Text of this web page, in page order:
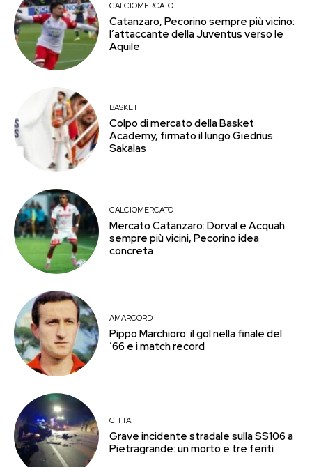
CALCIOMERCATO
Catanzaro, Pecorino sempre più vicino:
l’attaccante della Juventus verso le
Aquile
BASKET
Colpo di mercato della Basket
Academy, firmato il lungo Giedrius
Sakalas
CALCIOMERCATO
Mercato Catanzaro: Dorval e Acquah
sempre più vicini, Pecorino idea
concreta
AMARCORD
Pippo Marchioro: il gol nella finale del
’66 e i match record
CITTA'
Grave incidente stradale sulla SS106 a
Pietragrande: un morto e tre feriti